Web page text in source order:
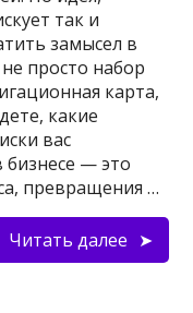
так и
замысел в
просто набор
карта,
какие
вас
— это
превращения …
Читать далее